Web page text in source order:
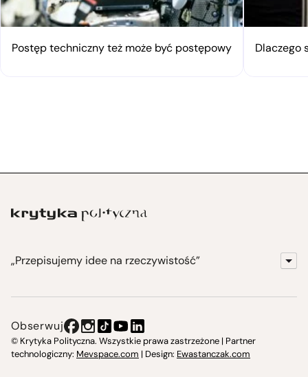
Postęp techniczny też może być postępowy Dlaczego
„Przepisujemy idee na rzeczywistość”
Instytut Krytyki Politycznej
Obserwuj
© Krytyka Polityczna. Wszystkie prawa zastrzeżone | Partner
technologiczny: Mevspace.com | Design: Ewastanczak.com